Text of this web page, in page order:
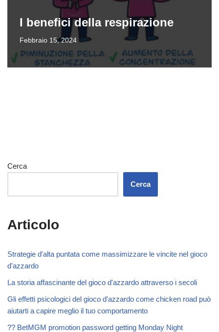
I benefici della respirazione
Febbraio 15, 2024
Cerca
Cerca
Articolo
Strategie d'alta puntata come massimizzare le vincite nel gioco
d'azzardo
La storia affascinante del gioco d'azzardo attraverso i secoli
Gli effetti psicologici del gioco d'azzardo come chicken road può
aiutarti a capire meglio il tuo comportamento
?? BetMGM promotion password getting Monday Night